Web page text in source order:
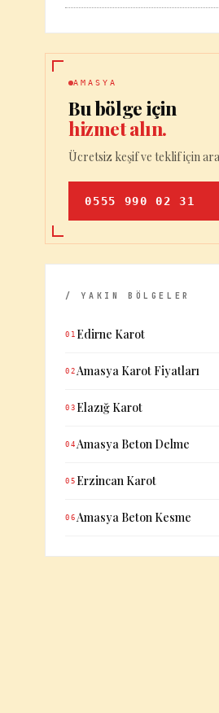
AMASYA
Bu bölge için
hizmet alın.
Ücretsiz keşif ve teklif için
0555 990 02 31
/ YAKIN BÖLGELER
01 Edirne Karot
02 Amasya Karot Fiyatları
03 Elazığ Karot
04 Amasya Beton Delme
05 Erzincan Karot
06 Amasya Beton Kesme